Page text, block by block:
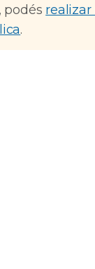
podés realizar
.